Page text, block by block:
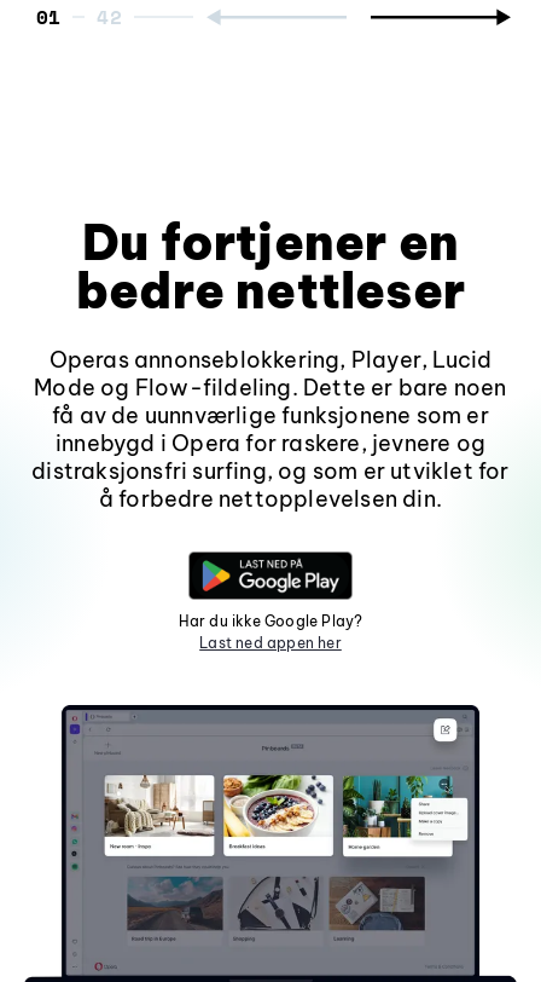
01
Du fortjener en
bedre nettleser
Operas annonseblokkering, Player, Lucid
Mode og Flow-fildeling. Dette er bare noen
få av de uunnværlige funksjonene som er
innebygd i Opera for raskere, jevnere og
distraksjonsfri surfing, og som er utviklet for
å forbedre nettopplevelsen din.
Har du ikke Google Play?
Last ned appen her